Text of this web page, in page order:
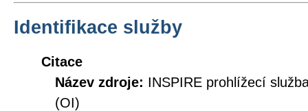
Identifikace služby
Citace
Název zdroje: INSPIRE prohlížecí
(OI)